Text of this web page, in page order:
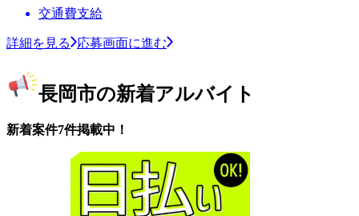
交通費支給
詳細を見る 応募画面に進む
長岡市の新着アルバイト
新着案件7件掲載中！